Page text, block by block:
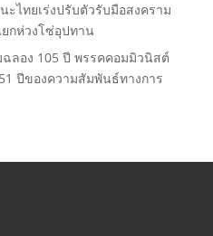
ะไทยเร่งปรับตัวรับมือสงคราม
กห่วงโซ่อุปทาน
ลอง 105 ปี พรรคคอมมิวนิสต์
ปีของความสัมพันธ์ทางการ